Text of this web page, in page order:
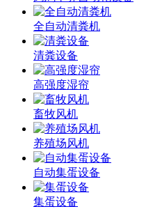
全自动清粪机
清粪设备
高强度湿帘
畜牧风机
养殖场风机
自动集蛋设备
集蛋设备